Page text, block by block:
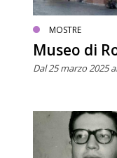
MOSTRE
Museo di
Dal 25 marzo 2025